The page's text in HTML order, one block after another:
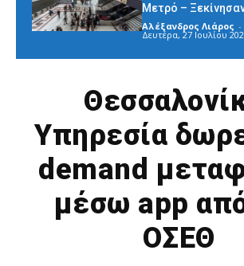
Μετρό –
Αλέξανδρος Λιάρος -
Δευτέρα, 27 Ιουλίου
Υπηρεσία
demand
μέσω app
ΟΣΕΘ